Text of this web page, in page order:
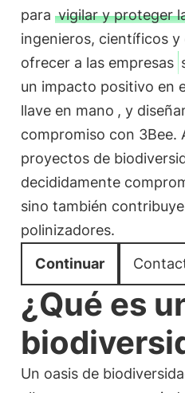
para vigilar y proteger
ingenieros, científicos y
ofrecer a las empresas
un impacto positivo en
llave en mano , y
compromiso con 3Bee.
proyectos de
decididamente
sino también
polinizadores.
Continuar
¿Qué es
Un oasis de